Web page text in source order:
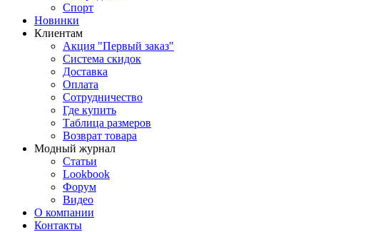
Спорт
Новинки
Клиентам
Акция "Первый заказ"
Система скидок
Доставка
Оплата
Сотрудничество
Где купить
Таблица размеров
Возврат товара
Модный журнал
Статьи
Lookbook
Форум
Видео
О компании
Контакты